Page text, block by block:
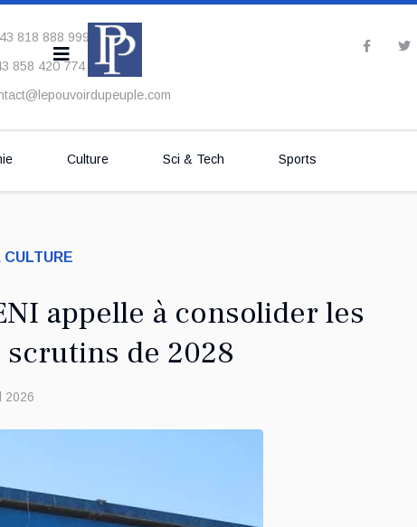
818 888 999
858 420 774
Culture Sci & Tech Sports
appelle à consolider les
de 2028
2026